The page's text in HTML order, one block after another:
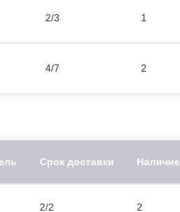
2/3 1
4/7 2
Срок доставки Наличие
2/2 2